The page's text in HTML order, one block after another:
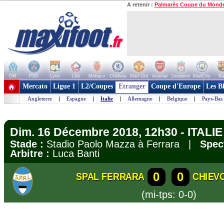
A retenir : Palmarès Coupe du
OM PSG Lyon Lille Monaco Chelsea Man Utd Arsenal Liverpool ManCity
+ de clubs
Mercato Ligue 1 L2/Coupes Etranger Coupe d'Europe Les
Angleterre | Espagne | Italie | Allemagne | Belgique | Pays-Bas
Dim. 16 Décembre 2018, 12h30 -
Stade : Stadio Paolo Mazza à Ferrara |
Arbitre : Luca Banti
SPAL FERRARA 0 0
(mi-tps: 0-0)